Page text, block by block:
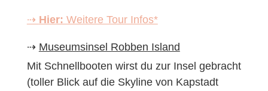
⇢ Hier: Weitere Tour Infos*
⇢ Museumsinsel Robben Island
Mit Schnellbooten wirst du zur Insel gebracht
(toller Blick auf die Skyline von Kapstadt